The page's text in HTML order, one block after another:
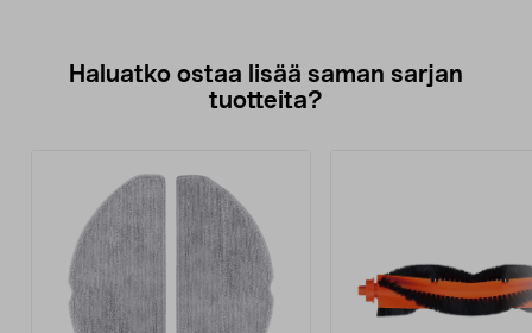
Haluatko ostaa lisää saman sarjan
tuotteita?